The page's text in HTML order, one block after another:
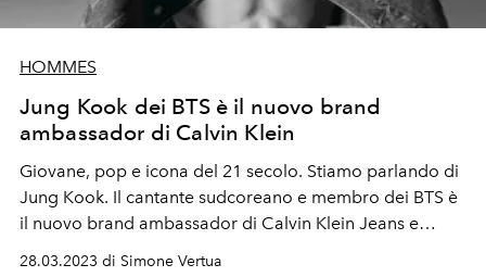
HOMMES
Jung Kook dei BTS è il nuovo brand
ambassador di Calvin Klein
Giovane, pop e icona del 21 secolo. Stiamo parlando di
Jung Kook. Il cantante sudcoreano e membro dei BTS è
il nuovo brand ambassador di Calvin Klein Jeans e
Calvin Klein Underwear.
28.03.2023 di Simone Vertua